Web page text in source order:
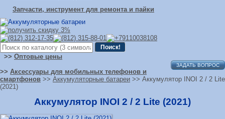
Запчасти, инструмент для ремонта и пайки
>> Оптовые цены
ЗАДАТЬ ВОПРОС
>> Аксессуары для мобильных телефонов и
смартфонов >> Аккумуляторные батареи >> Аккумулятор INOI 2 / 2 Lite
(2021)
Аккумулятор INOI 2 / 2 Lite (2021)